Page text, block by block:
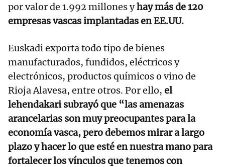
por valor de 1.992 millones yhay más de 120
empresas vascas implantadas en EE.UU.
Euskadi exporta todo tipo de bienes
manufacturados, fundidos, eléctricos y
electrónicos, productos químicos o vino de
Rioja Alavesa, entre otros. Por ello, el
lehendakari subrayó que “las amenazas
arancelarias son muy preocupantes para la
economía vasca, pero debemos mirar a largo
plazo y hacer lo que esté en nuestra mano para
fortalecer los vínculos que tenemos con